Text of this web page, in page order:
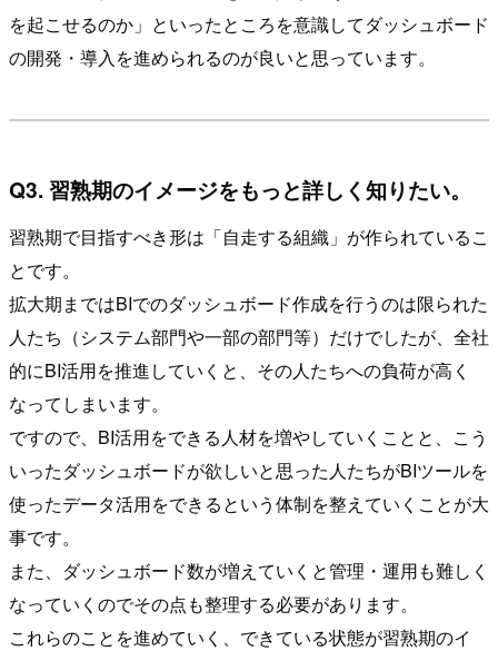
を起こせるのか」といったところを意識してダッシュボード
の開発・導入を進められるのが良いと思っています。
Q3. 習熟期のイメージをもっと詳しく知りたい。
習熟期で目指すべき形は「自走する組織」が作られているこ
とです。
拡大期まではBIでのダッシュボード作成を行うのは限られた
人たち（システム部門や一部の部門等）だけでしたが、全社
的にBI活用を推進していくと、その人たちへの負荷が高く
なってしまいます。
ですので、BI活用をできる人材を増やしていくことと、こう
いったダッシュボードが欲しいと思った人たちがBIツールを
使ったデータ活用をできるという体制を整えていくことが大
事です。
また、ダッシュボード数が増えていくと管理・運用も難しく
なっていくのでその点も整理する必要があります。
これらのことを進めていく、できている状態が習熟期のイ